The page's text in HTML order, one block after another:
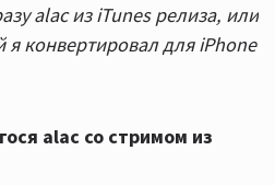
alac из iTunes релиза, или
конвертировал для iPhone
alac со стримом из